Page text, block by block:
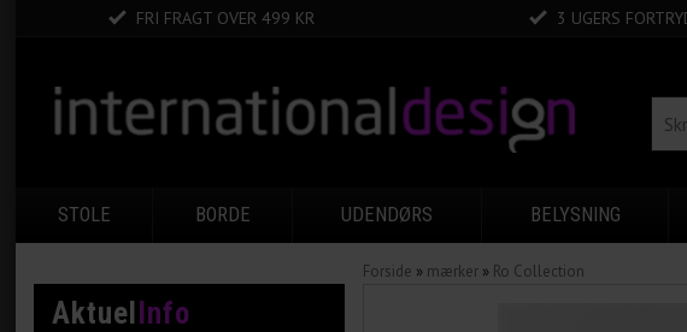
FRI FRAGT OVER 499 KR 3 UGERS
STOLE BORDE UDENDØRS BELYSNING
Aktuel Info
Forside » mærker» Ro Collection